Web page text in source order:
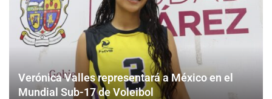
Verónica Valles representará a México en el
Mundial Sub-17 de Voleibol